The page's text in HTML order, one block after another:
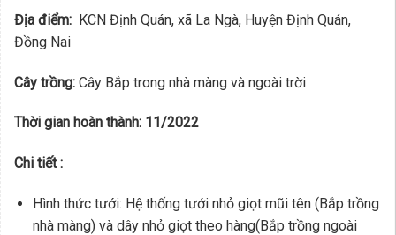
Địa điểm: KCN Định Quán, xã La Ngà, Huyện Định Quán,
Đồng Nai
Cây trồng: Cây Bắp trong nhà màng và ngoài trời
Thời gian hoàn thành: 11/2022
Chi tiết :
Hình thức tưới: Hệ thống tưới nhỏ giọt mũi tên (Bắp trồng
nhà màng) và dây nhỏ giọt theo hàng(Bắp trồng ngoài